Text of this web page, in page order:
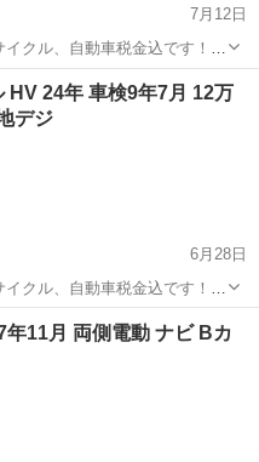
7月12日
クル、自動車税金込です！
、調べれば分かることやくだ
メント、連絡してこないでく
車両
HV 24年 車検9年7月 12万
デジ
6月28日
クル、自動車税金込です！
、調べれば分かることやくだ
メント、連絡してこないでく
フィットシャトル
年11月 両側電動 ナビ Bカ